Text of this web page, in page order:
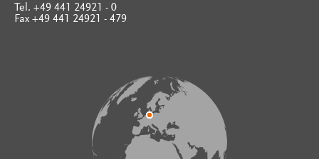
Tel. +49 441 24921 - 0
Fax +49 441 24921 - 479